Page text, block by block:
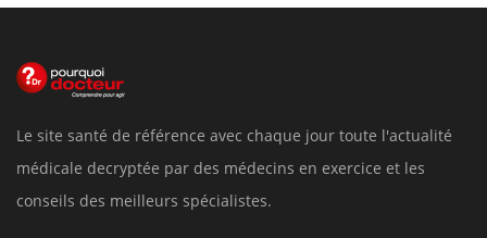
Le site santé de référence avec chaque jour toute l'actualité
médicale decryptée par des médecins en exercice et les
conseils des meilleurs spécialistes.